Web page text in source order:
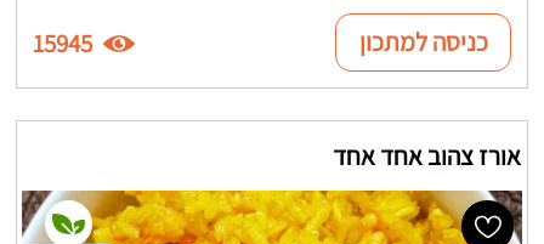
כניסה למתכון 15945
אורז צהוב אחד אחד